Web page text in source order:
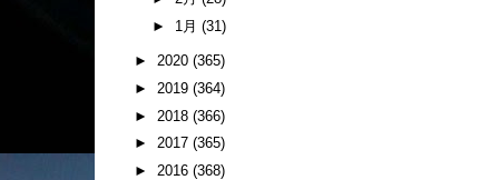
► 1月 (31)
► 2020 (365)
► 2019 (364)
► 2018 (366)
► 2017 (365)
► 2016 (368)